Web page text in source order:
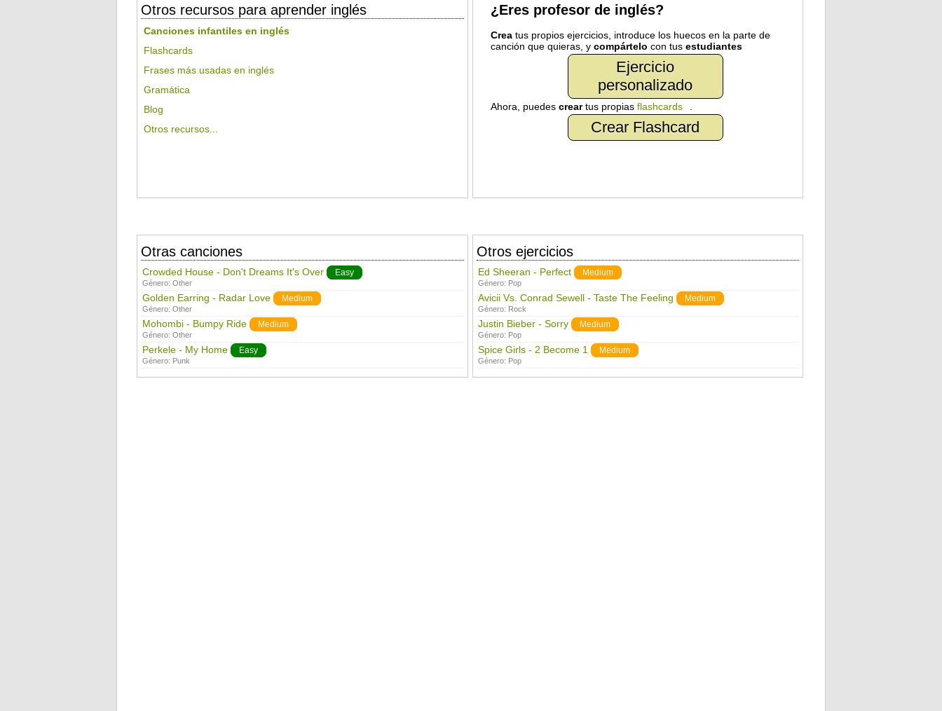
Otros recursos para aprender inglés
Canciones infantiles en inglés
Flashcards
Frases más usadas en inglés
Gramática
Blog
Otros recursos...
¿Eres profesor de inglés?
Creatus propios ejercicios, introduce los huecos en la parte de
canción que quieras, y compártelo con tus estudiantes
Ejercicio
personalizado
Ahora, puedes creartus propias flashcards
Crear Flashcard
Otras canciones
Crowded House - Don't Dreams It's Over Easy
Género: Other
Golden Earring - Radar Love Medium
Género: Other
Mohombi - Bumpy Ride Medium
Género: Other
Perkele - My Home Easy
Género: Punk
Otros ejercicios
Ed Sheeran - Perfect Medium
Género: Pop
Avicii Vs. Conrad Sewell - Taste The Feeling Medium
Género: Rock
Justin Bieber - Sorry Medium
Género: Pop
Spice Girls - 2 Become 1 Medium
Género: Pop